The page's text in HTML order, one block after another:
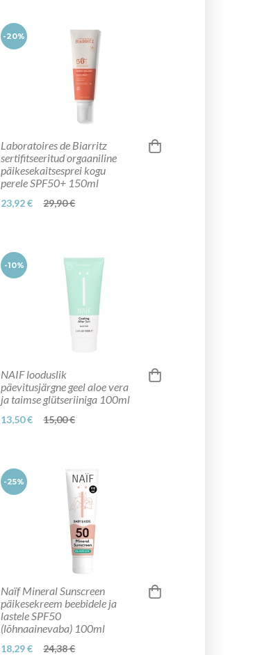
-20%
Laboratoires de Biarritz
sertifitseeritud orgaaniline
päikesekaitsesprei kogu
perele SPF50+ 150ml
23,92 € 29,90 €
-10%
NAIF looduslik
päevitusjärgne geel aloe vera
ja taimse glütseriiniga 100ml
13,50 € 15,00 €
-25%
Naïf Mineral Sunscreen
päikesekreem beebidele ja
lastele SPF50
(lõhnaainevaba) 100ml
18,29 € 24,38 €